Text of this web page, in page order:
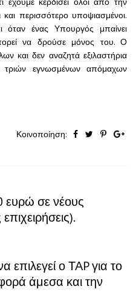
και περισσότερο υποψιασμένοι.
όταν ένας Υπουργός μπαίνει
να δρούσε μόνος του. Ο
και δεν αναζητά εξιλαστήρια
εγνωσμένων απόμαχων
Κοινοποίηση:
σε νέους
επιλεγεί ο ΤΑP για το
άμεσα και την